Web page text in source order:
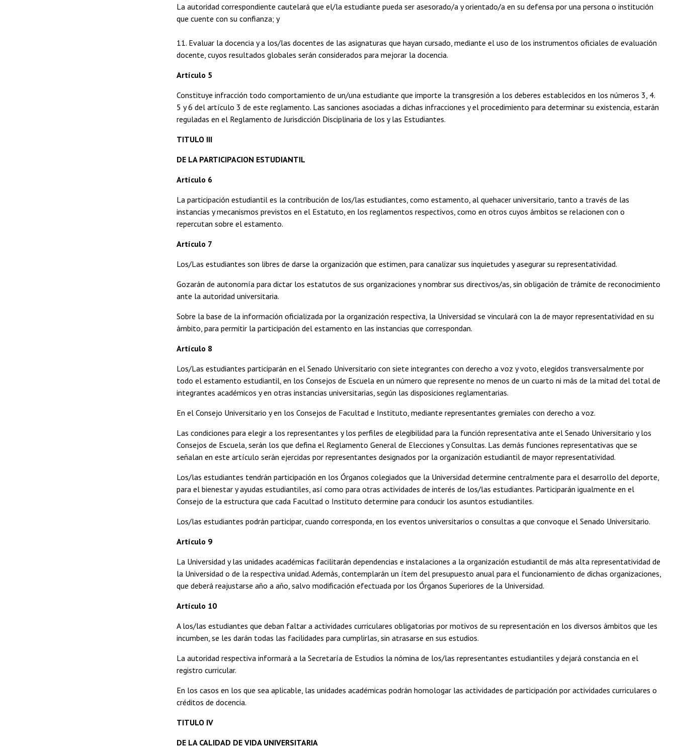
La autoridad correspondiente cautelará que el/la estudiante pueda ser asesorado/a y orientado/a en su defensa por una persona o institución
que cuente con su confianza; y
11. Evaluar la docencia y a los/las docentes de las asignaturas que hayan cursado, mediante el uso de los instrumentos oficiales de evaluación
docente, cuyos resultados globales serán considerados para mejorar la docencia.
Artículo 5
Constituye infracción todo comportamiento de un/una estudiante que importe la transgresión a los deberes establecidos en los números 3, 4.
5 y 6 del artículo 3 de este reglamento. Las sanciones asociadas a dichas infracciones y el procedimiento para determinar su existencia, estarán
reguladas en el Reglamento de Jurisdicción Disciplinaria de los y las Estudiantes.
TITULO III
DE LA PARTICIPACION ESTUDIANTIL
Artículo 6
La participación estudiantil es la contribución de los/las estudiantes, como estamento, al quehacer universitario, tanto a través de las
instancias y mecanismos previstos en el Estatuto, en los reglamentos respectivos, como en otros cuyos ámbitos se relacionen con o
repercutan sobre el estamento.
Artículo 7
Los/Las estudiantes son libres de darse la organización que estimen, para canalizar sus inquietudes y asegurar su representatividad.
Gozarán de autonomía para dictar los estatutos de sus organizaciones y nombrar sus directivos/as, sin obligación de trámite de reconocimiento
ante la autoridad universitaria.
Sobre la base de la información oficializada por la organización respectiva, la Universidad se vinculará con la de mayor representatividad en su
ámbito, para permitir la participación del estamento en las instancias que correspondan.
Artículo 8
Los/Las estudiantes participarán en el Senado Universitario con siete integrantes con derecho a voz y voto, elegidos transversalmente por
todo el estamento estudiantil, en los Consejos de Escuela en un número que represente no menos de un cuarto ni más de la mitad del total de
integrantes académicos y en otras instancias universitarias, según las disposiciones reglamentarias.
En el Consejo Universitario y en los Consejos de Facultad e Instituto, mediante representantes gremiales con derecho a voz.
Las condiciones para elegir a los representantes y los perfiles de elegibilidad para la función representativa ante el Senado Universitario y los
Consejos de Escuela, serán los que defina el Reglamento General de Elecciones y Consultas. Las demás funciones representativas que se
señalan en este artículo serán ejercidas por representantes designados por la organización estudiantil de mayor representatividad.
Los/las estudiantes tendrán participación en los Órganos colegiados que la Universidad determine centralmente para el desarrollo del deporte,
para el bienestar y ayudas estudiantiles, así como para otras actividades de interés de los/las estudiantes. Participarán igualmente en el
Consejo de la estructura que cada Facultad o Instituto determine para conducir los asuntos estudiantiles.
Los/las estudiantes podrán participar, cuando corresponda, en los eventos universitarios o consultas a que convoque el Senado Universitario.
Artículo 9
La Universidad y las unidades académicas facilitarán dependencias e instalaciones a la organización estudiantil de más alta representatividad de
la Universidad o de la respectiva unidad. Además, contemplarán un ítem del presupuesto anual para el funcionamiento de dichas organizaciones,
que deberá reajustarse año a año, salvo modificación efectuada por los Órganos Superiores de la Universidad.
Artículo 10
A los/las estudiantes que deban faltar a actividades curriculares obligatorias por motivos de su representación en los diversos ámbitos que les
incumben, se les darán todas las facilidades para cumplirlas, sin atrasarse en sus estudios.
La autoridad respectiva informará a la Secretaría de Estudios la nómina de los/las representantes estudiantiles y dejará constancia en el
registro curricular.
En los casos en los que sea aplicable, las unidades académicas podrán homologar las actividades de participación por actividades curriculares o
créditos de docencia.
TITULO IV
DE LA CALIDAD DE VIDA UNIVERSITARIA